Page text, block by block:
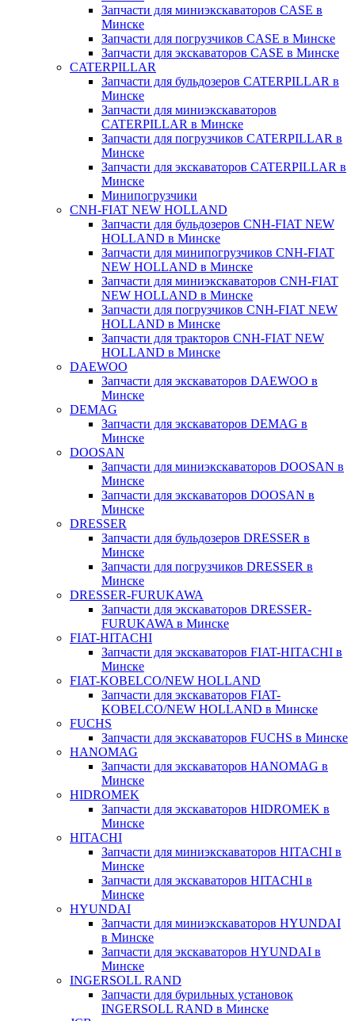
Запчасти для миниэкскаваторов CASE в
Минске
Запчасти для погрузчиков CASE в Минске
Запчасти для экскаваторов CASE в Минске
CATERPILLAR
Запчасти для бульдозеров CATERPILLAR в
Минске
Запчасти для миниэкскаваторов
CATERPILLAR в Минске
Запчасти для погрузчиков CATERPILLAR в
Минске
Запчасти для экскаваторов CATERPILLAR в
Минскe
Минипогрузчики
CNH-FIAT NEW HOLLAND
Запчасти для бульдозеров CNH-FIAT NEW
HOLLAND в Минске
Запчасти для минипогрузчиков CNH-FIAT
NEW HOLLAND в Минске
Запчасти для миниэкскаваторов CNH-FIAT
NEW HOLLAND в Минске
Запчасти для погрузчиков CNH-FIAT NEW
HOLLAND в Минске
Запчасти для тракторов CNH-FIAT NEW
HOLLAND в Минске
DAEWOO
Запчасти для экскаваторов DAEWOO в
Минске
DEMAG
Запчасти для экскаваторов DEMAG в
Минске
DOOSAN
Запчасти для миниэкскаваторов DOOSAN в
Минске
Запчасти для экскаваторов DOOSAN в
Минске
DRESSER
Запчасти для бульдозеров DRESSER в
Минске
Запчасти для погрузчиков DRESSER в
Минске
DRESSER-FURUKAWA
Запчасти для экскаваторов DRESSER-
FURUKAWA в Минске
FIAT-HITACHI
Запчасти для экскаваторов FIAT-HITACHI в
Минске
FIAT-KOBELCO/NEW HOLLAND
Запчасти для экскаваторов FIAT-
KOBELCO/NEW HOLLAND в Минске
FUCHS
Запчасти для экскаваторов FUCHS в Минске
HANOMAG
Запчасти для экскаваторов HANOMAG в
Минске
HIDROMEK
Запчасти для экскаваторов HIDROMEK в
Минске
HITACHI
Запчасти для миниэкскаваторов HITACHI в
Минске
Запчасти для экскаваторов HITACHI в
Минске
HYUNDAI
Запчасти для миниэкскаваторов HYUNDAI
в Минске
Запчасти для экскаваторов HYUNDAI в
Минске
INGERSOLL RAND
Запчасти для бурильных установок
INGERSOLL RAND в Минске